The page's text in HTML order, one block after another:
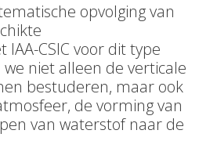
opvolging van
CSIC voor dit type
niet alleen de verticale
bestuderen, maar ook
de vorming van
van waterstof naar de